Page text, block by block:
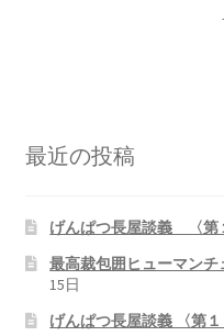
最近の投稿
げんぱつ長屋談義 〈第
最高裁包囲ヒューマン
15日
げんぱつ長屋談義 〈第１